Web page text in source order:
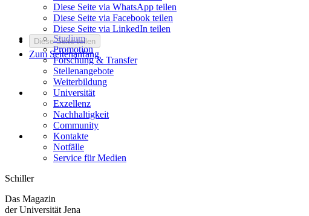
Diese Seite via WhatsApp teilen
Diese Seite via Facebook teilen
Diese Seite via LinkedIn teilen
Diese Seite teilen
Zum Seitenanfang
Studium
Promotion
Forschung & Transfer
Stellenangebote
Weiterbildung
Universität
Exzellenz
Nachhaltigkeit
Community
Kontakte
Notfälle
Service für Medien
Schiller
Das Magazin
der Universität Jena